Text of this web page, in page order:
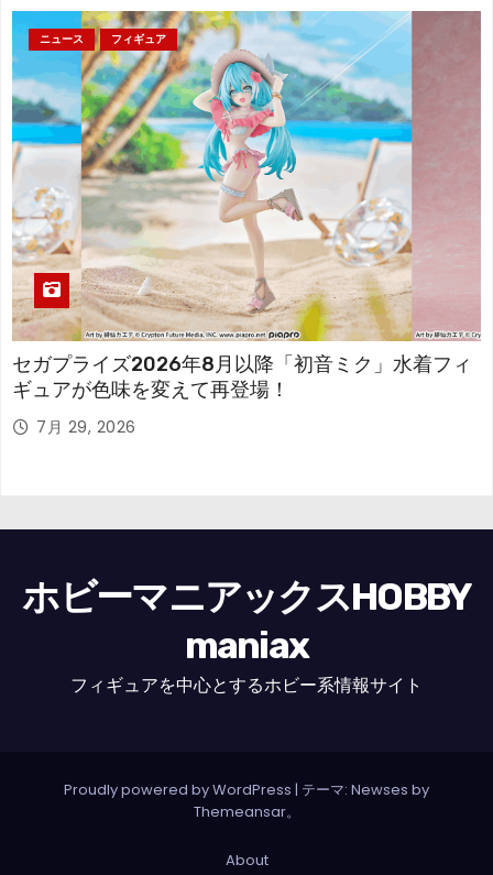
ニュース フィギュア
セガプライズ2026年8月以降「初音ミク」水着フィ
ギュアが色味を変えて再登場！
7月 29, 2026
ホビーマニアックスHOBBY
maniax
フィギュアを中心とするホビー系情報サイト
Proudly powered by WordPress | テーマ: Newses by
Themeansar。
About